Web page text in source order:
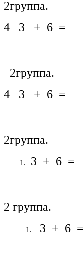
2группа.
4 3 + 6 =
2группа.
4 3 + 6 =
2группа.
3 + 6 =
2 группа.
3 + 6 =